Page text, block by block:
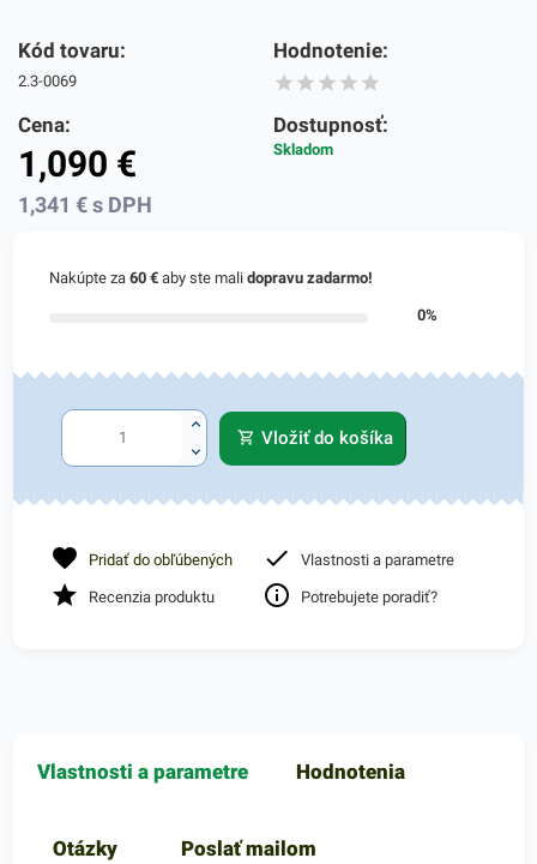
Kód tovaru:
2.3-0069
Hodnotenie:
Cena:
1,090 €
1,341€ s DPH
Dostupnosť:
Skladom
Nakúpte za60 € aby ste malidopravu zadarmo!
0%
Vložiť do košíka
Pridať do obľúbených Vlastnosti a parametre
Recenzia produktu Potrebujete poradiť?
Vlastnosti a parametre Hodnotenia
Otázky Poslať mailom